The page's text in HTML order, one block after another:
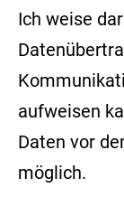
Ich weise
aufweisen
Daten vor
möglich.